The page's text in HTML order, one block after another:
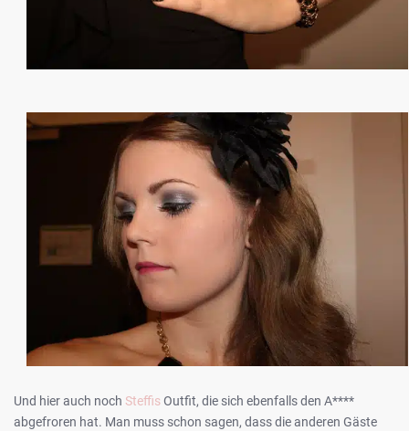
Und hier auch noch SteffisOutfit, die sich ebenfalls den A****
abgefroren hat. Man muss schon sagen, dass die anderen Gäste